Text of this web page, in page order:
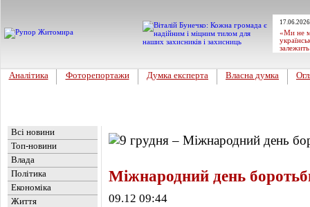
«Ми не
Аналітика Фоторепортажи Думка експерта Власна думка
Всі новини
Топ-новини
Влада
Політика
Економіка
Життя
Міжнародний день
09.12 09:44